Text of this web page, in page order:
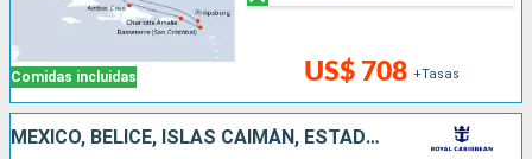
Comidas incluidas US$ 708 +Tasas
MÉXICO, BELICE, ISLAS CAIMÁN, ESTADOS UNIDOS